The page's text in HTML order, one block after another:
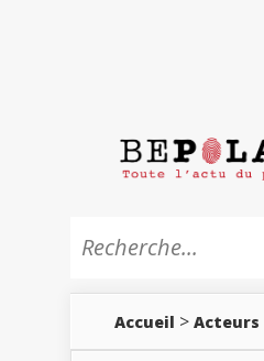
Accueil > Acteurs